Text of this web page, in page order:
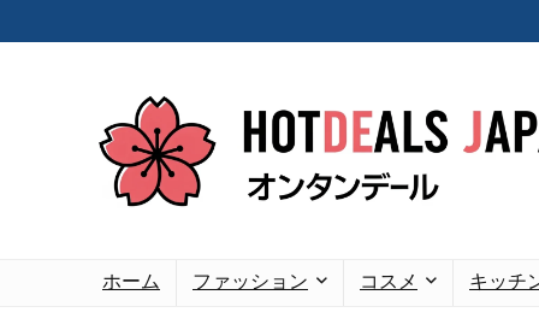
ホーム ファッション コスメ キッチ